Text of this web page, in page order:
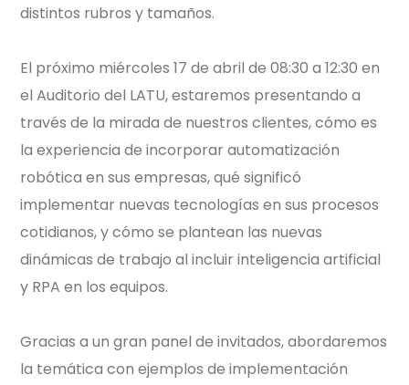
distintos rubros y tamaños.
El próximo miércoles 17 de abril de 08:30 a 12:30 en
el Auditorio del LATU, estaremos presentando a
través de la mirada de nuestros clientes, cómo es
la experiencia de incorporar automatización
robótica en sus empresas, qué significó
implementar nuevas tecnologías en sus procesos
cotidianos, y cómo se plantean las nuevas
dinámicas de trabajo al incluir inteligencia artificial
y RPA en los equipos.
Gracias a un gran panel de invitados, abordaremos
la temática con ejemplos de implementación